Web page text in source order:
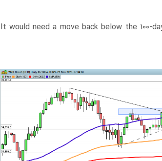
​It would need a move back below the 100-